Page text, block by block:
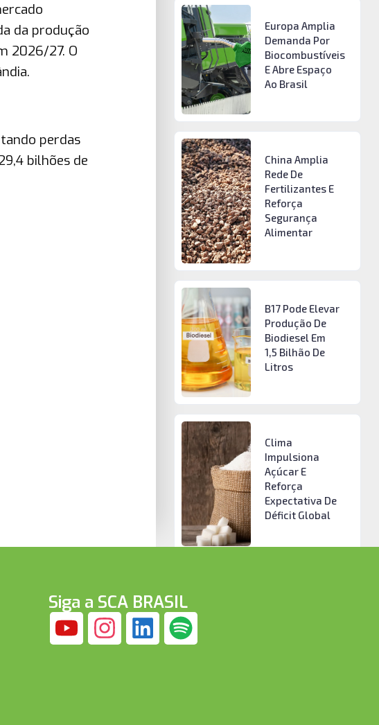
da produção
2026/27. O
perdas
bilhões de
Europa Amplia
Demanda Por
Biocombustíveis
E Abre Espaço
Ao Brasil
China Amplia
Rede De
Fertilizantes E
Reforça
Segurança
Alimentar
B17 Pode Elevar
Produção De
Biodiesel Em
1,5 Bilhão De
Litros
Clima
Impulsiona
Açúcar E
Reforça
Expectativa De
Déficit Global
Siga a SCA BRASIL